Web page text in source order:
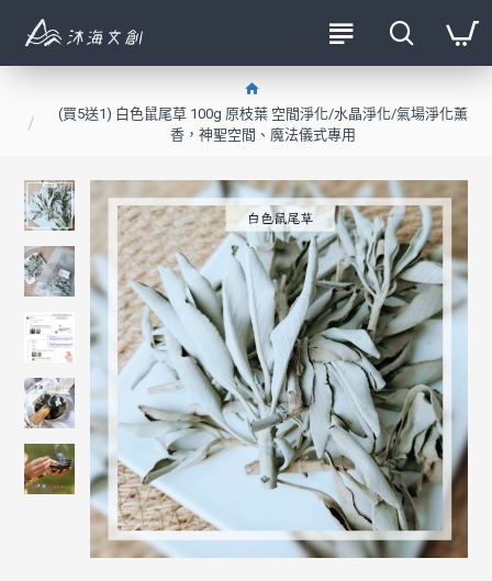
(買5送1) 白色鼠尾草 100g 原枝葉 空間淨化/水晶淨化/氣場淨化薰
香，神聖空間、魔法儀式專用